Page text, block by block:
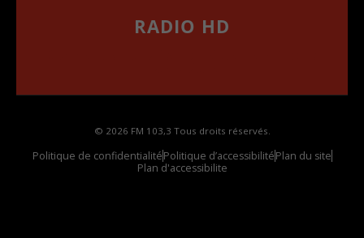
RADIO HD
© 2026 FM 103,3 Tous droits réservés.
Politique de confidentialitéPolitique d’accessibilitéPlan du site
Plan d'accessibilite